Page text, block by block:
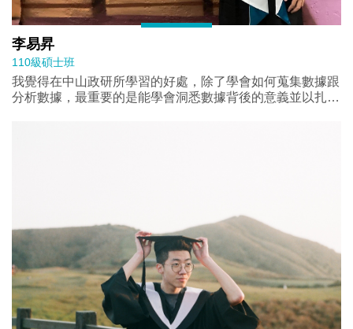
李易昇
110級碩士班
我覺得在中山政研所學習的好處，除了學會如何蒐集數據跟
分析數據，最重要的是能學會洞悉數據背後的意義並以扎實